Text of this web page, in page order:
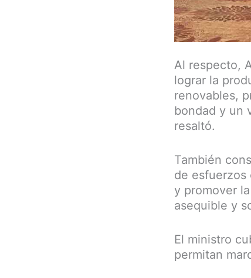
Al respecto,
lograr la
renovables,
bondad y un
resaltó.
También
de esfuerzos
y promover
asequible y
El ministro
permitan